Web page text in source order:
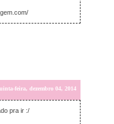
feira, dezembro 04, 2014
pra ir :/